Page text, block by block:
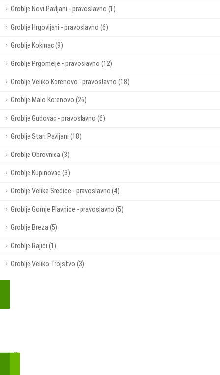
Groblje Novi Pavljani - pravoslavno (1)
Groblje Hrgovljani - pravoslavno (6)
Groblje Kokinac (9)
Groblje Prgomelje - pravoslavno (12)
Groblje Veliko Korenovo - pravoslavno (18)
Groblje Malo Korenovo (26)
Groblje Gudovac - pravoslavno (6)
Groblje Stari Pavljani (18)
Groblje Obrovnica (3)
Groblje Kupinovac (3)
Groblje Velike Sredice - pravoslavno (4)
Groblje Gornje Plavnice - pravoslavno (5)
Groblje Breza (5)
Groblje Rajići (1)
Groblje Veliko Trojstvo (3)